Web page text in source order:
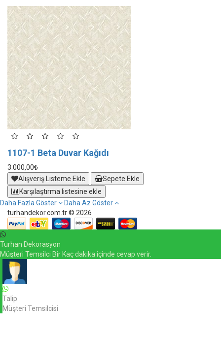
1107-1 Beta Duvar Kağıdı
3.000,00₺
Alışveriş Listeme Ekle
Sepete Ekle
Karşılaştırma listesine ekle
Daha Fazla Göster
Daha Az Göster
turhandekor.com.tr © 2026
Turhan Dekorasyon
Müşteri Temsilci Bir Kaç dakika içinde cevap verir.
Talip
Müşteri Temsilcisi